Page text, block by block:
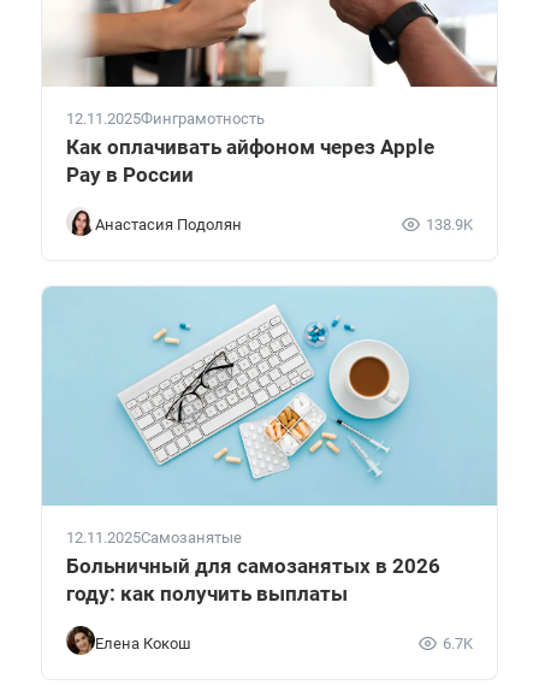
12.11.2025Финграмотность
Как оплачивать айфоном через Apple
Pay в России
Анастасия Подолян 138.9K
12.11.2025Самозанятые
Больничный для самозанятых в 2026
году: как получить выплаты
Елена Кокош 6.7K